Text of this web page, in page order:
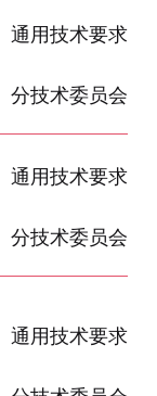
通用技术要求
分技术委员会
通用技术要求
分技术委员会
通用技术要求